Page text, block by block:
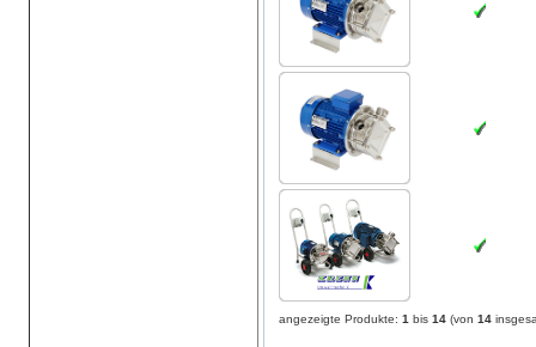
angezeigte Produkte: 1 bis 14 (von 14